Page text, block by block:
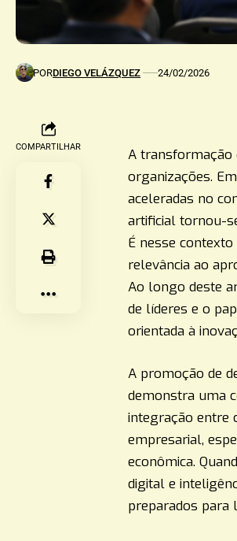
PORDIEGO VELÁZQUEZ 24/02/2026
COMPARTILHAR
A transformação
organizações.
aceleradas no
artificial tornou-
É nesse
relevância ao
Ao longo deste
de líderes e o
orientada à
A promoção de
demonstra uma
integração entre
empresarial,
econômica.
digital e
preparados para